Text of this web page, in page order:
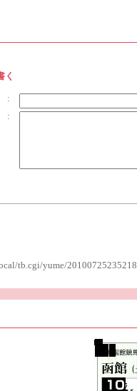
く
:
:
tb.cgi/yume/20100725235218